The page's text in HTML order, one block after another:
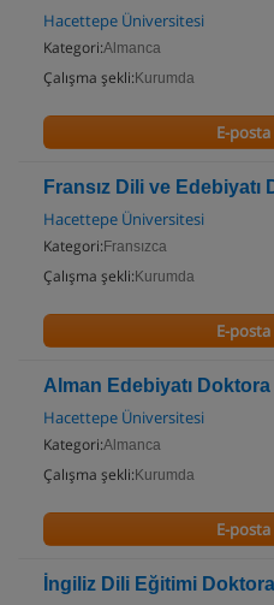
Hacettepe Üniversitesi
Kategori:Almanca
Çalışma şekli: Kurumda
E-
Fransız Dili ve Edebiyatı
Hacettepe Üniversitesi
Kategori: Fransızca
Çalışma şekli: Kurumda
E-
Alman Edebiyatı Doktora
Hacettepe Üniversitesi
Kategori:Almanca
Çalışma şekli: Kurumda
E-
İngiliz Dili Eğitimi